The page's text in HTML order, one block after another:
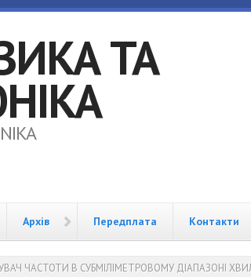
ТА
Архів Передплата Контакти
ЧАСТОТИ В СУБМІЛІМЕТРОВОМУ ДІАПАЗОНІ